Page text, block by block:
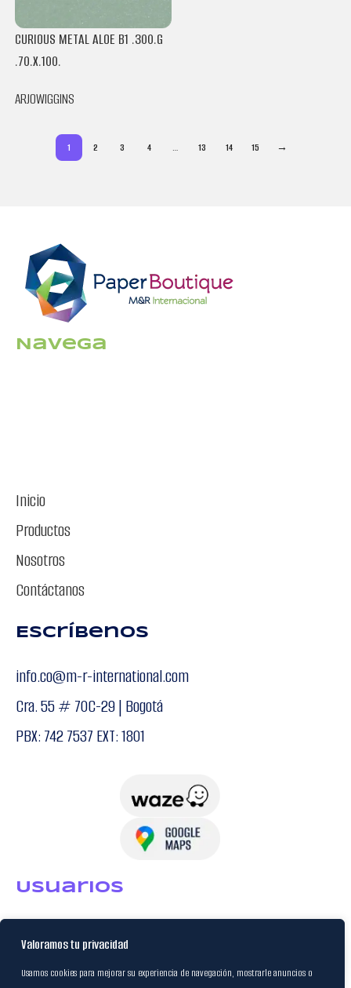
Valoramos tu privacidad
Usamos cookies para mejorar su experiencia de navegación, mostrarle anuncios o
CURIOUS METAL ALOE B1 .300.G
.70.X.100.
ARJOWIGGINS
1 2 3 4 … 13 14 15 →
Navega
Inicio
Productos
Nosotros
Contáctanos
Escríbenos
info.co@m-r-international.com
Cra. 55 # 70C-29 | Bogotá
PBX: 742 7537 EXT: 1801
USuarios
Política de Datos
Certificación FSC